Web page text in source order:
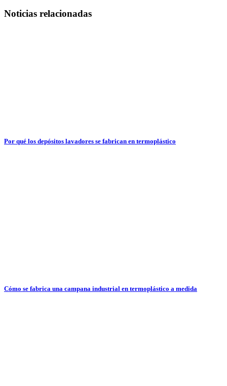
Noticias relacionadas
Por qué los depósitos lavadores se fabrican en termoplástico
Cómo se fabrica una campana industrial en termoplástico a medida